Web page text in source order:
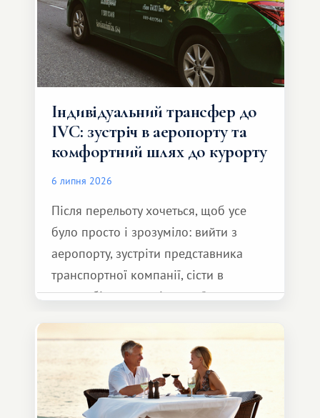
Індивідуальний трансфер до
IVC: зустріч в аеропорту та
комфортний шлях до курорту
6 липня 2026
Після перельоту хочеться, щоб усе
було просто і зрозуміло: вийти з
аеропорту, зустріти представника
транспортної компанії, сісти в
автомобіль та спокійно доїхати до